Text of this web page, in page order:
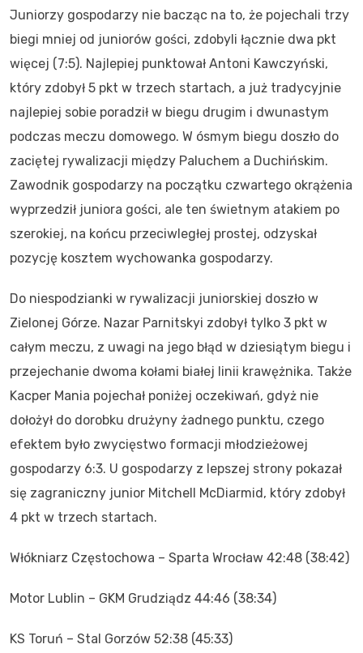
Juniorzy gospodarzy nie bacząc na to, że pojechali trzy
biegi mniej od juniorów gości, zdobyli łącznie dwa pkt
więcej (7:5). Najlepiej punktował Antoni Kawczyński,
który zdobył 5 pkt w trzech startach, a już tradycyjnie
najlepiej sobie poradził w biegu drugim i dwunastym
podczas meczu domowego. W ósmym biegu doszło do
zaciętej rywalizacji między Paluchem a Duchińskim.
Zawodnik gospodarzy na początku czwartego okrążenia
wyprzedził juniora gości, ale ten świetnym atakiem po
szerokiej, na końcu przeciwległej prostej, odzyskał
pozycję kosztem wychowanka gospodarzy.
Do niespodzianki w rywalizacji juniorskiej doszło w
Zielonej Górze. Nazar Parnitskyi zdobył tylko 3 pkt w
całym meczu, z uwagi na jego błąd w dziesiątym biegu i
przejechanie dwoma kołami białej linii krawężnika. Także
Kacper Mania pojechał poniżej oczekiwań, gdyż nie
dołożył do dorobku drużyny żadnego punktu, czego
efektem było zwycięstwo formacji młodzieżowej
gospodarzy 6:3. U gospodarzy z lepszej strony pokazał
się zagraniczny junior Mitchell McDiarmid, który zdobył
4 pkt w trzech startach.
Włókniarz Częstochowa – Sparta Wrocław 42:48 (38:42)
Motor Lublin – GKM Grudziądz 44:46 (38:34)
KS Toruń – Stal Gorzów 52:38 (45:33)